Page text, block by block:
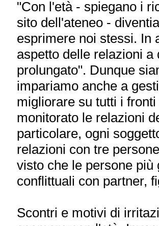
"Con l'età - spiegano i
sito dell'ateneo -
esprimere noi stessi. In
aspetto delle relazioni a
prolungato". Dunque
impariamo anche a
migliorare su tutti i
monitorato le relazioni
particolare, ogni
relazioni con tre
visto che le persone
conflittuali con partner,
Scontri e motivi di